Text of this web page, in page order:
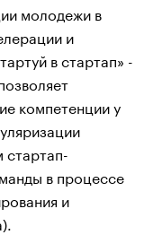
молодежи в
и
в стартап» -
компетенции у
стартап-
в процессе
и